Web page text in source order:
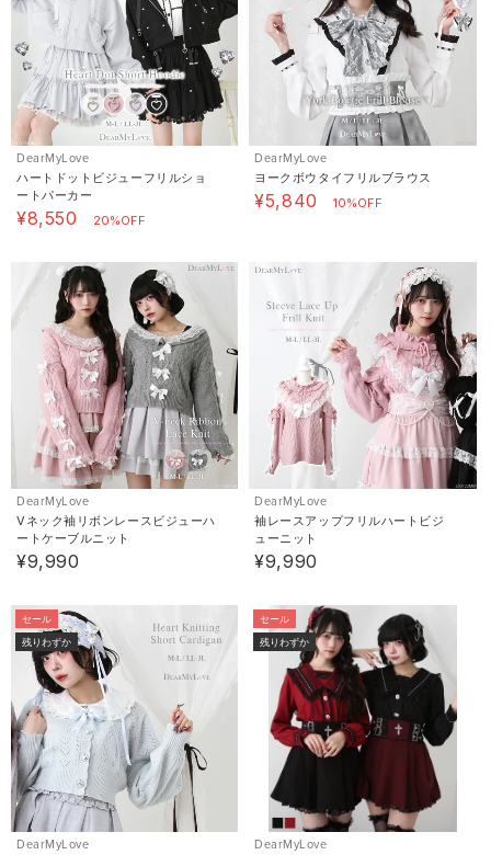
DearMyLove
ハートドットビジューフリルショ
ートパーカー
¥8,550 20%OFF
DearMyLove
ヨークボウタイフリルブラウス
¥5,840 10%OFF
DearMyLove
Vネック袖リボンレースビジューハ
ートケーブルニット
¥9,990
DearMyLove
袖レースアップフリルハートビジ
ューニット
¥9,990
セール
残りわずか
DearMyLove
セール
残りわずか
DearMyLove